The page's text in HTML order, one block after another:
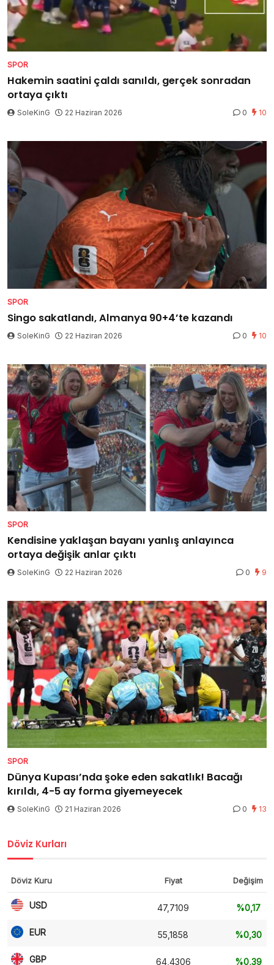
SPOR
Hakemin saatini çaldı sanıldı, gerçek sonradan
ortaya çıktı
SoleKinG 22 Haziran 2026 0 10
SPOR
Singo sakatlandı, Almanya 90+4’te kazandı
SoleKinG 22 Haziran 2026 0 10
SPOR
Kendisine yaklaşan bayanı yanlış anlayınca
ortaya değişik anlar çıktı
SoleKinG 22 Haziran 2026 0 9
SPOR
Dünya Kupası’nda şoke eden sakatlık! Bacağı
kırıldı, 4-5 ay forma giyemeyecek
SoleKinG 21 Haziran 2026 0 13
Döviz Kurları
Döviz Kuru Fiyat Değişim
USD 47,7109 %0,17
EUR 55,1858 %0,30
GBP 64,4306 %0,39